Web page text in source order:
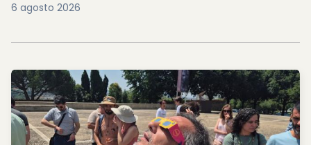
6 agosto 2026